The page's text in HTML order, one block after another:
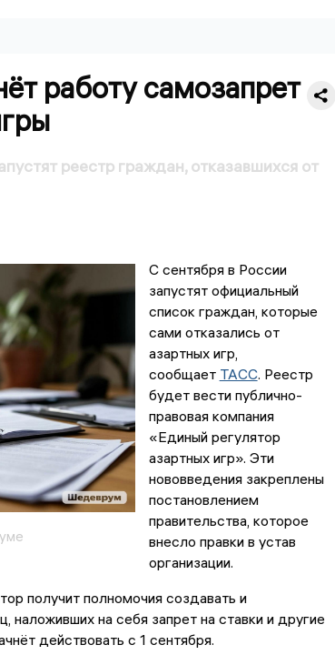
работу самозапрет
реестр граждан, отказавшихся от
С сентября в России
запустят официальный
список граждан, которые
сами отказались от
азартных игр,
сообщает ТАСС. Реестр
будет вести публично-
правовая компания
«Единый регулятор
азартных игр». Эти
нововведения закреплены
постановлением
правительства, которое
внесло правки в устав
организации.
получит полномочия создавать и
наложивших на себя запрет на ставки и другие
действовать с 1 сентября.